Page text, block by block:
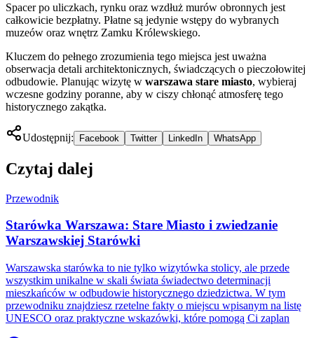
Spacer po uliczkach, rynku oraz wzdłuż murów obronnych jest
całkowicie bezpłatny. Płatne są jedynie wstępy do wybranych
muzeów oraz wnętrz Zamku Królewskiego.
Kluczem do pełnego zrozumienia tego miejsca jest uważna
obserwacja detali architektonicznych, świadczących o pieczołowitej
odbudowie. Planując wizytę w warszawa stare miasto, wybieraj
wczesne godziny poranne, aby w ciszy chłonąć atmosferę tego
historycznego zakątka.
Udostępnij: Facebook Twitter LinkedIn WhatsApp
Czytaj dalej
Przewodnik
Starówka Warszawa: Stare Miasto i zwiedzanie
Warszawskiej Starówki
Warszawska starówka to nie tylko wizytówka stolicy, ale przede
wszystkim unikalne w skali świata świadectwo determinacji
mieszkańców w odbudowie historycznego dziedzictwa. W tym
przewodniku znajdziesz rzetelne fakty o miejscu wpisanym na listę
UNESCO oraz praktyczne wskazówki, które pomogą Ci zaplan